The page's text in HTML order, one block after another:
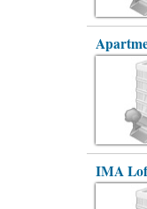
IMA